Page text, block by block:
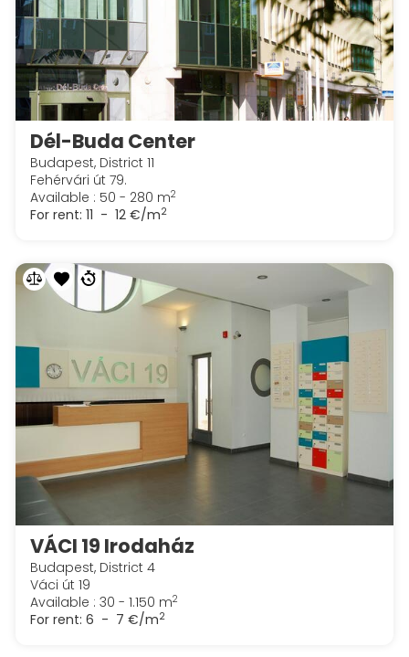
Dél-Buda Center
Budapest, District 11
Fehérvári út 79.
Available : 50 - 280 m2
For rent: 11 - 12 €/m2
VÁCI 19 Irodaház
Budapest, District 4
Váci út 19
Available : 30 - 1.150 m2
For rent: 6 - 7 €/m2